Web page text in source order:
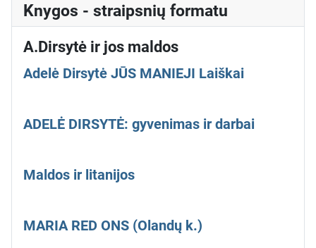
Knygos - straipsnių formatu
A.Dirsytė ir jos maldos
Adelė Dirsytė JŪS MANIEJI Laiškai
ADELĖ DIRSYTĖ: gyvenimas ir darbai
Maldos ir litanijos
MARIA RED ONS (Olandų k.)